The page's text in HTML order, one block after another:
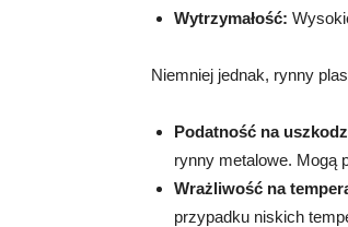
Wytrzymałość:
Niemniej jednak, rynny
Podatność na
rynny metalowe. Mogą
Wrażliwość na
przypadku niskich